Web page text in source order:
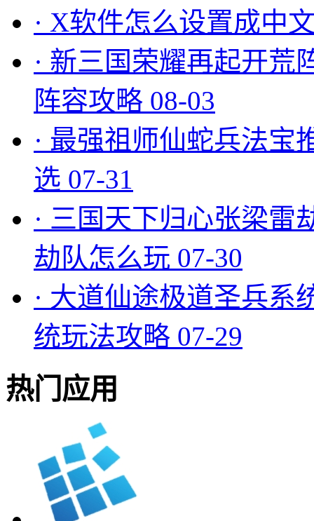
· X软件怎么设置成中
· 新三国荣耀再起开荒
阵容攻略 08-03
· 最强祖师仙蛇兵法宝
选 07-31
· 三国天下归心张梁雷
劫队怎么玩 07-30
· 大道仙途极道圣兵系
统玩法攻略 07-29
热门应用